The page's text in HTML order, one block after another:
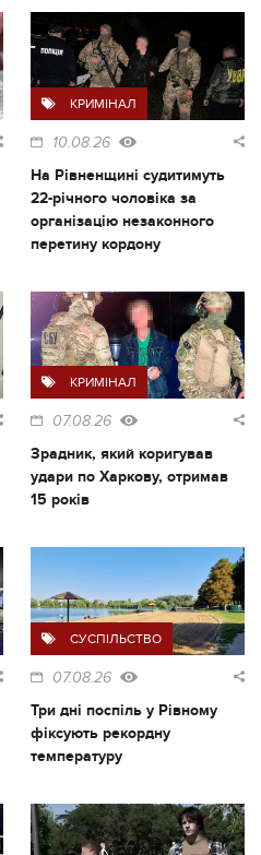
КРИМІНАЛ
10.08.26
На Рівненщині судитимуть
22-річного чоловіка за
організацію незаконного
перетину кордону
КРИМІНАЛ
07.08.26
Зрадник, який коригував
удари по Харкову, отримав
15 років
СУСПІЛЬСТВО
07.08.26
Три дні поспіль у Рівному
фіксують рекордну
температуру